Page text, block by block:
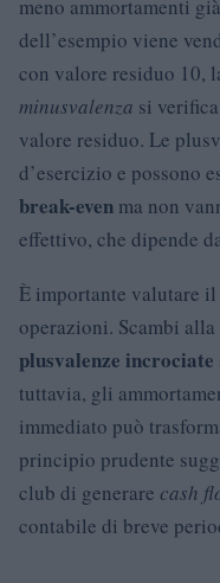
meno ammortamenti
dell’esempio viene
con valore residuo 10,
minusvalenza si
valore residuo. Le
d’esercizio e possono
break-even ma non
effettivo, che dipende
È importante valutare
operazioni. Scambi
plusvalenze incrociate
tuttavia, gli
immediato può
principio prudente
club di generare cash
contabile di breve